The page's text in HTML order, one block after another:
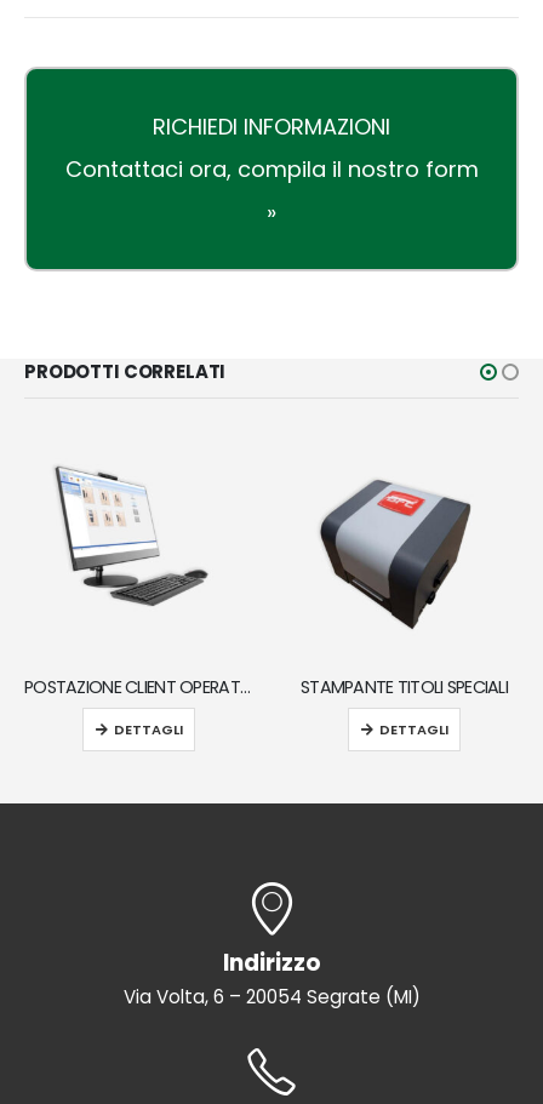
RICHIEDI INFORMAZIONI
Contattaci ora, compila il nostro form
»
PRODOTTI CORRELATI
POSTAZIONE CLIENT OPERATORE PARCHEGGIO
DETTAGLI
STAMPANTE TITOLI SPECIALI
DETTAGLI
Indirizzo
Via Volta, 6 – 20054 Segrate (MI)